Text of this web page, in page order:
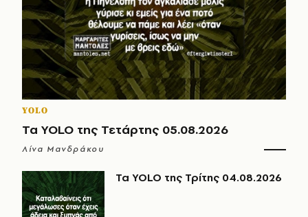
YOLO
Τα YOLO της Τετάρτης 05.08.2026
Λίνα Μανδράκου
Τα YOLO της Τρίτης 04.08.2026